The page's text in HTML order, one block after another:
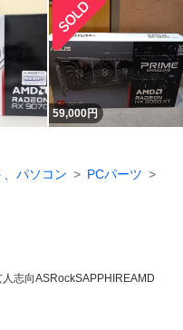
59,000円
パソコン
PCパーツ
人志向ASRockSAPPHIREAMD